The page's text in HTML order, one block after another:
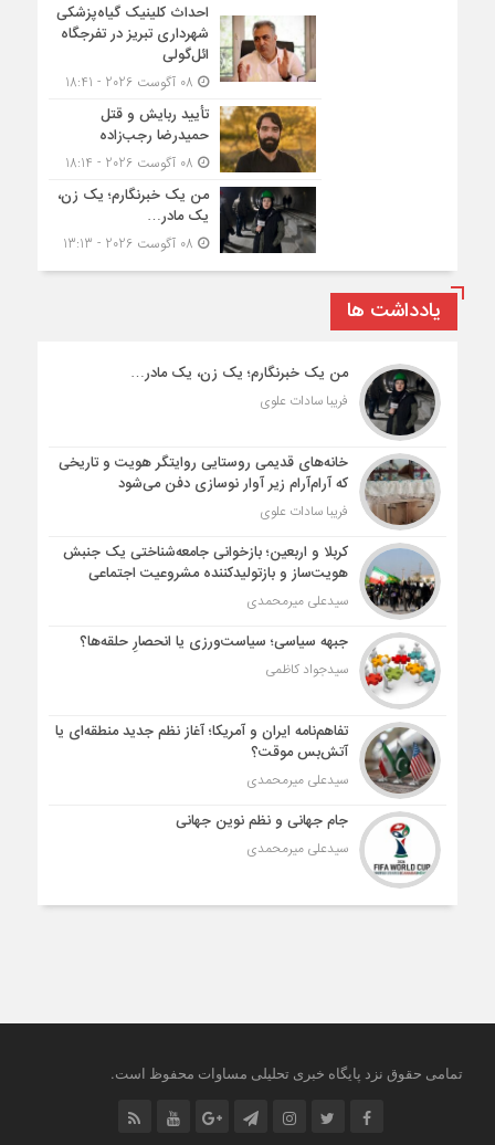
احداث کلینیک گیاه‌پزشکی
شهرداری تبریز در تفرجگاه
ائل‌گولی
تأیید ربایش و قتل
حمیدرضا رجب‌زاده
من یک خبرنگارم؛ یک زن،
یک مادر…
یادداشت ها
من یک خبرنگارم؛ یک زن، یک مادر…
فریبا سادات علوی
خانه‌های قدیمی روستایی روایتگر هویت و تاریخی
که آرام‌آرام زیر آوار نوسازی دفن می‌شود
فریبا سادات علوی
کربلا و اربعین؛ بازخوانی جامعه‌شناختی یک جنبش
هویت‌ساز و بازتولیدکننده مشروعیت اجتماعی
سیدعلی میرمحمدی
جبهه سیاسی؛ سیاست‌ورزی یا انحصارِ حلقه‌ها؟
سیدجواد کاظمی
تفاهم‌نامه ایران و آمریکا؛ آغاز نظم جدید منطقه‌ای یا
آتش‌بس موقت؟
سیدعلی میرمحمدی
جام جهانی و نظم نوین جهانی
سیدعلی میرمحمدی
تمامی حقوق نزد پایگاه خبری تحلیلی مساوات محفوظ است.